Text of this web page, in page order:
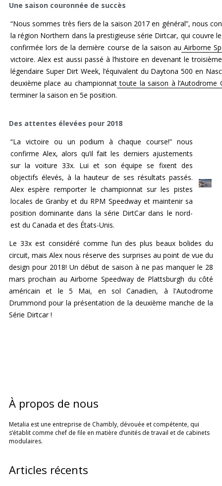
Une saison couronnée de succès
“Nous sommes très fiers de la saison 2017 en général”, nous
la région Northern dans la prestigieuse série Dirtcar, qui couvre
confirmée lors de la dernière course de la saison au Airborne
victoire. Alex est aussi passé à l’histoire en devenant le
légendaire Super Dirt Week, l’équivalent du Daytona 500 en
deuxième place au championnattoute la saison à l’Autodrome
terminer la saison en 5e position.
Des attentes élevées pour 2018
“La victoire ou un podium à chaque course!” nous
confirme Alex, alors qu’il fait les derniers ajustements
sur la voiture 33x. Lui et son équipe se fixent des
objectifs élevés, à la hauteur de ses résultats passés.
Alex espère remporter le championnat sur les pistes
locales de Granby et du RPM Speedway et maintenir sa
position dominante dans la série DirtCar dans le nord-
est du Canada et des États-Unis.
Le 33x est considéré comme l’un des plus beaux bolides du
circuit, mais Alex nous réserve des surprises au point de vue du
design pour 2018! Un début de saison à ne pas manquer le 28
mars prochain au Airborne Speedway de Plattsburgh du côté
américain et le 5 Mai, en sol Canadien, à l'Autodrome
Drummond pour la présentation de la deuxième manche de la
Série Dirtcar !
À propos de nous
Metalia est une entreprise de Chambly, dévouée et compétente, qui
s’établit comme chef de file en matière d’unités de travail et de cabinets
modulaires.
Articles récents